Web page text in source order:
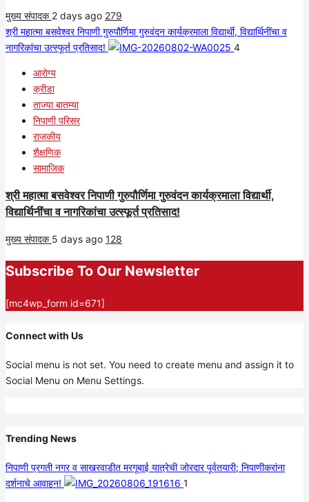
मुख्य संपादक 2 days ago 279
श्री महात्मा बसवेश्वर निपाणी गुरुपौर्णिमा गुरुवंदन कार्यक्रमाला विद्यार्थी, विद्यार्थिनींचा व
नागरिकांचा उत्स्फूर्त प्रतिसाद!
4
आरोग्य
क्रीडा
ताज्या बातम्या
निपाणी परिसर
राजकीय
शैक्षणिक
सामाजिक
श्री महात्मा बसवेश्वर निपाणी गुरुपौर्णिमा गुरुवंदन कार्यक्रमाला विद्यार्थी,
विद्यार्थिनींचा व नागरिकांचा उत्स्फूर्त प्रतिसाद!
मुख्य संपादक 5 days ago 128
Subscribe To Our Newsletter
[mc4wp_form id=671]
Connect with Us
Social menu is not set. You need to create menu and assign it to
Social Menu on Menu Settings.
Trending News
निपाणी प्रगती नगर व साखरवाडीत मरगूबाई यात्रेची जोरदार पूर्वतयारी; निपाणीकरांना
दर्शनाचे आवाहन!
1